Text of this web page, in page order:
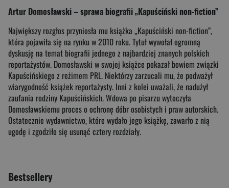
Artur Domosławski – sprawa biografii „Kapuściński non-fiction”
Największy rozgłos przyniosła mu książka „Kapuściński non-fiction”,
która pojawiła się na rynku w 2010 roku. Tytuł wywołał ogromną
dyskusję na temat biografii jednego z najbardziej znanych polskich
reportażystów. Domosławski w swojej książce pokazał bowiem związki
Kapuścińskiego z reżimem PRL. Niektórzy zarzucali mu, że podważył
wiarygodność książek reportażysty. Inni z kolei uważali, że nadużył
zaufania rodziny Kapuścińskich. Wdowa po pisarzu wytoczyła
Domosławskiemu proces o ochronę dóbr osobistych i praw autorskich.
Ostatecznie wydawnictwo, które wydało jego książkę, zawarło z nią
ugodę i zgodziło się usunąć cztery rozdziały.
Bestsellery